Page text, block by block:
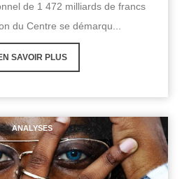
de 1 472 milliards de francs
du Centre se démarqu...
SAVOIR PLUS
ANALYSES